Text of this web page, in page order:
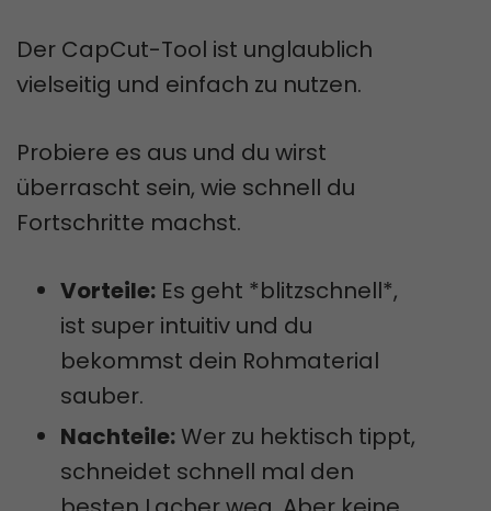
Der CapCut-Tool ist unglaublich
vielseitig und einfach zu nutzen.
Probiere es aus und du wirst
überrascht sein, wie schnell du
Fortschritte machst.
Vorteile: Es geht *blitzschnell*,
ist super intuitiv und du
bekommst dein Rohmaterial
sauber.
Nachteile:Wer zu hektisch tippt,
schneidet schnell mal den